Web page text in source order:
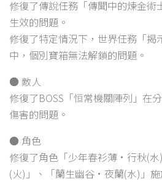
修復了傳說任務「傳聞中的煉金術
生效的問題。
修復了特定情況下，世界任務「揭
中，個別寶箱無法解鎖的問題。
● 敵人
修復了BOSS「恒常機關陣列」在
傷害的問題。
● 角色
修復了角色「少年春衫薄·行秋(
(火)」、「蘭生幽谷·夜蘭(水)」